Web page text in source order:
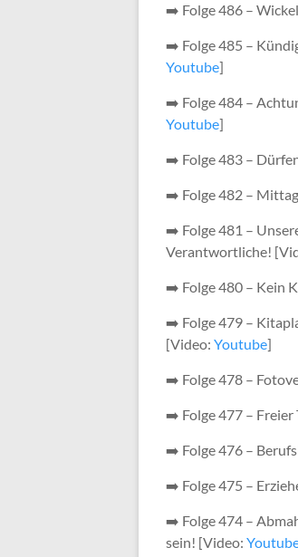
➡️ Folge 486 –
➡️ Folge 485 –
Youtube]
➡️ Folge 484 –
Youtube]
➡️ Folge 483 –
➡️ Folge 482 –
➡️ Folge 481 –
Verantwortliche!
➡️ Folge 480 – Kein
➡️ Folge 479 –
[Video: Youtube]
➡️ Folge 478 –
➡️ Folge 477 – Freier
➡️ Folge 476 –
➡️ Folge 475 –
➡️ Folge 474 –
sein! [Video: